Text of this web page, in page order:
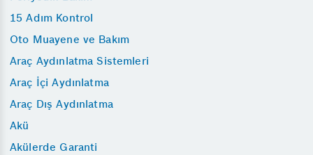
15 Adım Kontrol
Oto Muayene ve Bakım
Araç Aydınlatma Sistemleri
Araç İçi Aydınlatma
Araç Dış Aydınlatma
Akü
Akülerde Garanti